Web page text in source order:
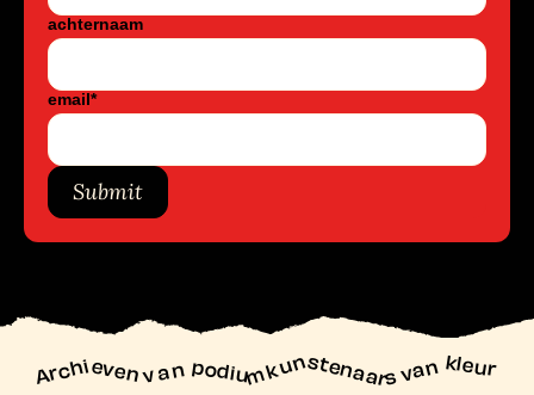
achternaam
email*
Submit
Archievenvan podiumkunstenaars van kleur